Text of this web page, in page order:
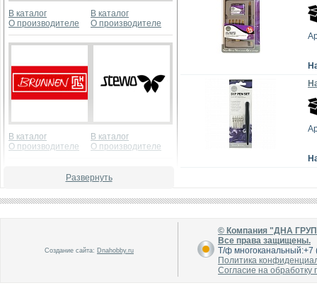
В каталог
О производителе
В каталог
О производителе
В каталог
О производителе
В каталог
О производителе
Развернуть
Создание сайта: Dnahobby.ru
© Компания "ДНА
Все права защищены.
Т/ф
Политика
Согласие на